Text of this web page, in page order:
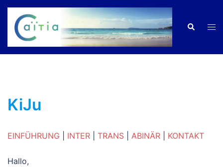
Zum
Inhalt
springen
Suche
KiJu
EINFÜHRUNG INTER TRANS ABINÄR KONTAKT
Hallo,